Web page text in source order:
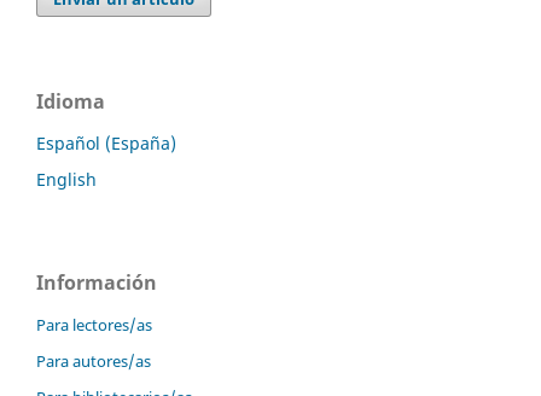
Idioma
Español (España)
English
Información
Para lectores/as
Para autores/as